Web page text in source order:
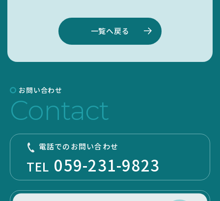
サイトマップ
一覧へ戻る
お問い合わせ
Contact
電話でのお問い合わせ
TEL 059-231-9823